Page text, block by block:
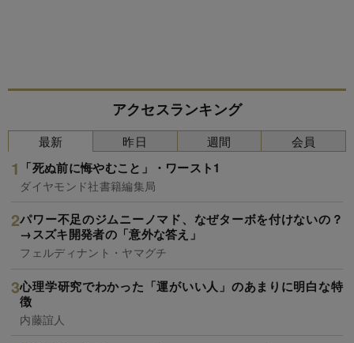
アクセスランキング
最新
「死ぬ前に悔やむこと」・ワースト1
ダイヤモンド社書籍編集局
パワー不足のジムニーノマド、なぜターボを付けないの？
→スズキ開発者の「意外な答え」
フェルディナント・ヤマグチ
心理学研究でわかった「運がいい人」のあまりに明白な特
徴
内藤誼人
昨日 週間 会員